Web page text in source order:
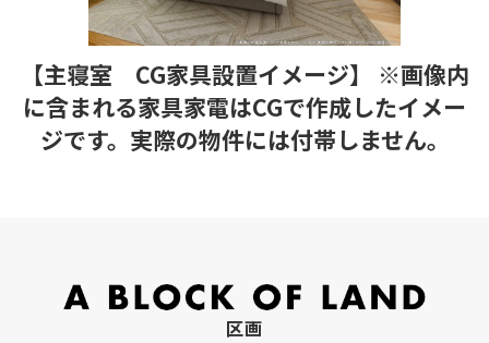
【主寝室 CG家具設置イメージ】 ※画像内
に含まれる家具家電はCGで作成したイメー
ジです。実際の物件には付帯しません。
区画